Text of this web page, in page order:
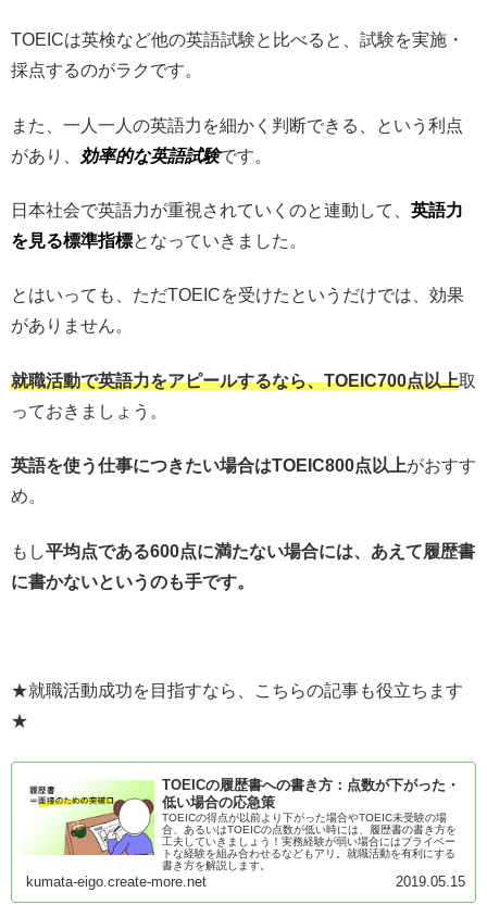
TOEICは英検など他の英語試験と比べると、試験を実施・
採点するのがラクです。
また、一人一人の英語力を細かく判断できる、という利点
があり、 効率的な英語試験です。
日本社会で英語力が重視されていくのと連動して、 英語力
を見る標準指標となっていきました。
とはいっても、ただTOEICを受けたというだけでは、効果
がありません。
就職活動で英語力をアピールするなら、TOEIC700点以上取
っておきましょう。
英語を使う仕事につきたい場合はTOEIC800点以上がおすす
め。
もし平均点である600点に満たない場合には、あえて履歴書
に書かないというのも手です。
★就職活動成功を目指すなら、こちらの記事も役立ちます
★
TOEICの履歴書への書き方：点数が下がった・
低い場合の応急策
TOEICの得点が以前より下がった場合やTOEIC未受験の場
合、あるいはTOEICの点数が低い時には、履歴書の書き方を
工夫していきましょう！実務経験が弱い場合にはプライベー
トな経験を組み合わせるなどもアリ。就職活動を有利にする
書き方を解説します。
kumata-eigo.create-more.net 2019.05.15